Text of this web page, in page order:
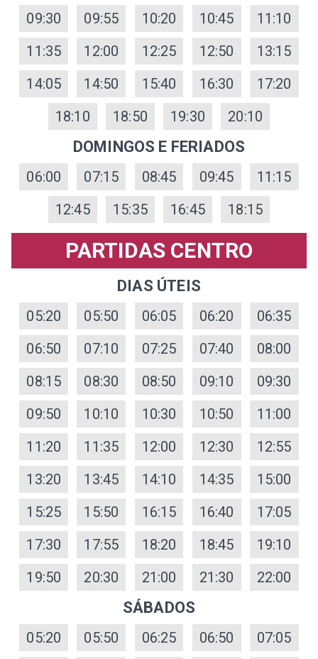
09:30
09:55 10:20 10:45
11:10
11:35
12:00 12:25 12:50
13:15
14:05
14:50 15:40 16:30
17:20
18:10
18:50 19:30 20:10
DOMINGOS E FERIADOS
06:00 07:15 08:45 09:45
11:15
12:45
15:35 16:45 18:15
PARTIDAS CENTRO
DIAS ÚTEIS
05:20 05:50 06:05 06:20
06:35
06:50
07:10 07:25 07:40
08:00
08:15
08:30 08:50 09:10
09:30
09:50
10:10 10:30 10:50
11:00
11:20
11:35 12:00 12:30
12:55
13:20
13:45 14:10 14:35
15:00
15:25
15:50 16:15 16:40
17:05
17:30
17:55 18:20 18:45
19:10
19:50
20:30 21:00 21:30 22:00
SÁBADOS
05:20 05:50 06:25 06:50 07:05